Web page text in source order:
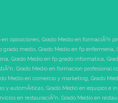
en oposiciones, Grado Medio en formaciÃ³n
grado medio, Grado Medio en fp enfermeria,
, Grado Medio en fp grado informatica,
, Grado Medio en formacion profesional
Medio en comercio y marketing, Grado
y automÃ¡ticas, Grado Medio en equipos e
en restauraciÃ³n, Grado Medio en